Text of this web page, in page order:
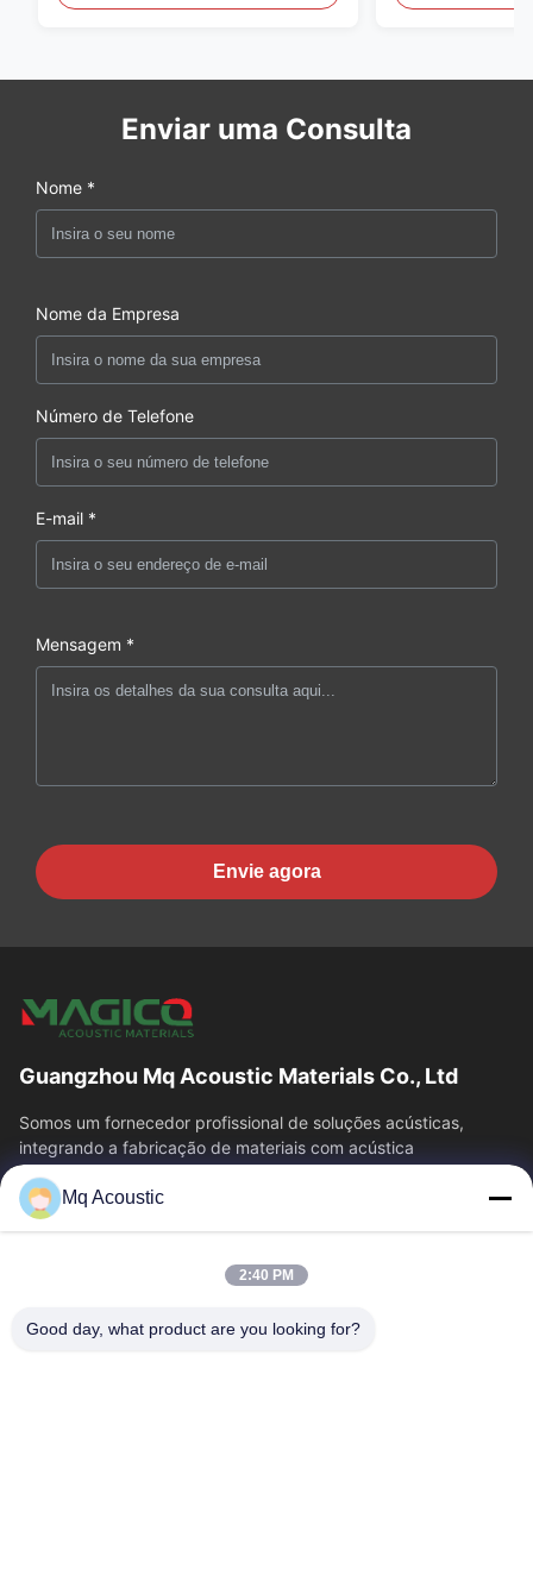
Enviar uma Consulta
Nome *
Nome da Empresa
Número de Telefone
E-mail *
Mensagem *
Envie agora
Guangzhou Mq Acoustic Materials Co., Ltd
Somos um fornecedor profissional de soluções acústicas,
integrando a fabricação de materiais com acústica
arquitetônica.teatrosDesde a consultoria...
Relações Rápidas
Sobre Nós
Visita À Fábrica
Controle De Qualidade
Mq Acoustic
2:40 PM
Good day, what product are you looking for?